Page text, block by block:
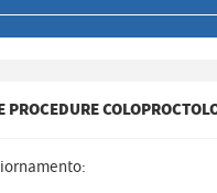
PROCEDURE